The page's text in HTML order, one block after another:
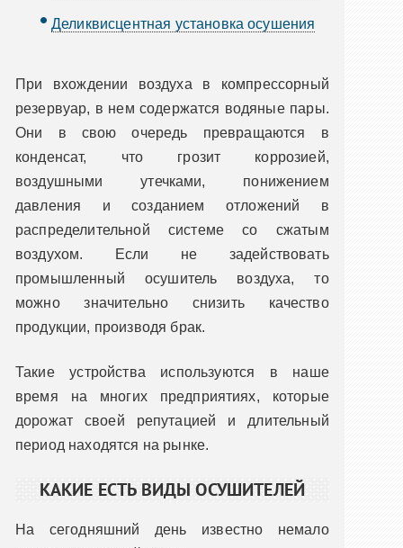
Деликвисцентная установка осушения
При вхождении воздуха в компрессорный
резервуар, в нем содержатся водяные пары.
Они в свою очередь превращаются в
конденсат, что грозит коррозией,
воздушными утечками, понижением
давления и созданием отложений в
распределительной системе со сжатым
воздухом. Если не задействовать
промышленный осушитель воздуха, то
можно значительно снизить качество
продукции, производя брак.
Такие устройства используются в наше
время на многих предприятиях, которые
дорожат своей репутацией и длительный
период находятся на рынке.
КАКИЕ ЕСТЬ ВИДЫ ОСУШИТЕЛЕЙ
На сегодняшний день известно немало